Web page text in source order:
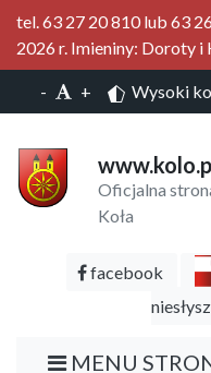
tel. 63 27 20 810 lub 63
2026 r. Imieniny: Doroty i
- + Wysoki
Oficjalna
Koła
facebook
MENU